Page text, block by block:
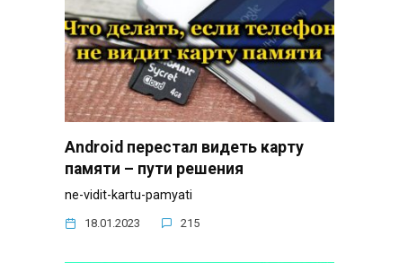
Android перестал видеть карту
памяти – пути решения
ne-vidit-kartu-pamyati
18.01.2023 215